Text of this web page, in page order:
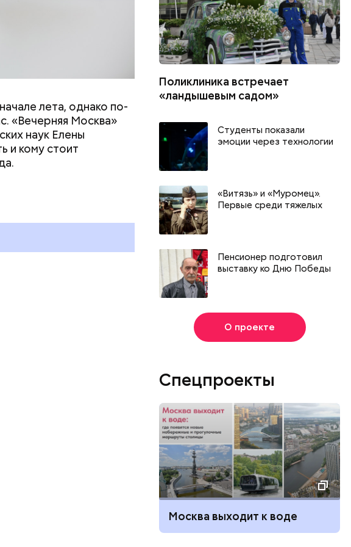
Международный день
холостяка: какие праздники
отмечают в России и мире 7
лета, однако по-
«Вечерняя Москва»
наук Елены
и кому стоит
Поликлиника встречает
«ландышевым садом»
Студенты показали
эмоции через технологии
«Витязь» и «Муромец».
Первые среди тяжелых
Пенсионер подготовил
выставку ко Дню Победы
О проекте
Спецпроекты
Москва выходит к воде